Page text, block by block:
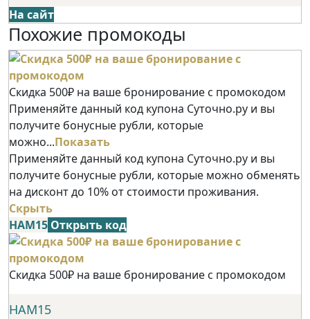
На сайт
Похожие промокоды
Скидка 500₽ на ваше бронирование с промокодом
Применяйте данный код купона Суточно.ру и вы
получите бонусные рубли, которые
можно...Показать
Применяйте данный код купона Суточно.ру и вы
получите бонусные рубли, которые можно обменять
на дисконт до 10% от стоимости проживания.
Скрыть
НАМ15 Открыть код
Скидка 500₽ на ваше бронирование с промокодом
НАМ15